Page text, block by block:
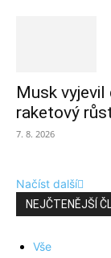
Musk
raketový
7. 8. 2026
Načíst další
NEJČTENĚJŠÍ
Vše